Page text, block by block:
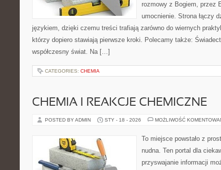
rozmowy z Bogiem, przez
umocnienie. Strona łączy
językiem, dzięki czemu treści trafiają zarówno do wiernych
którzy dopiero stawiają pierwsze kroki. Polecamy także:
współczesny świat. Na […]
CATEGORIES: CHEMIA
CHEMIA I REAKCJE CHEMICZNE
POSTED BY ADMIN STY - 18 - 2026 MOŻLIWOŚĆ
To miejsce powstało z
nudna. Ten portal dla
przyswajanie informacji